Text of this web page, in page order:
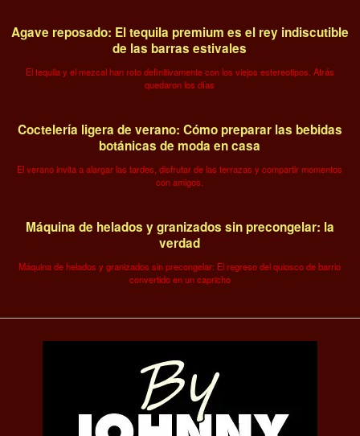
Agave reposado: El tequila premium es el rey indiscutible
de las barras estivales
El tequila y el mezcal han roto definitivamente con los viejos estereotipos. Atrás
quedaron los días
Coctelería ligera de verano: Cómo preparar las bebidas
botánicas de moda en casa
El verano invita a alargar las tardes, disfrutar de las terrazas y compartir momentos
con amigos.
Máquina de helados y granizados sin precongelar: la
verdad
Máquina de helados y granizados sin precongelar: El regreso del quiosco de barrio
convertido en un capricho